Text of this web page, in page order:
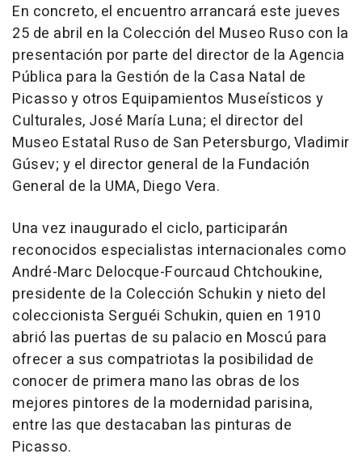
En concreto, el encuentro arrancará este jueves
25 de abril en la Colección del Museo Ruso con la
presentación por parte del director de la Agencia
Pública para la Gestión de la Casa Natal de
Picasso y otros Equipamientos Museísticos y
Culturales, José María Luna; el director del
Museo Estatal Ruso de San Petersburgo, Vladimir
Gúsev; y el director general de la Fundación
General de la UMA, Diego Vera.
Una vez inaugurado el ciclo, participarán
reconocidos especialistas internacionales como
André-Marc Delocque-Fourcaud Chtchoukine,
presidente de la Colección Schukin y nieto del
coleccionista Serguéi Schukin, quien en 1910
abrió las puertas de su palacio en Moscú para
ofrecer a sus compatriotas la posibilidad de
conocer de primera mano las obras de los
mejores pintores de la modernidad parisina,
entre las que destacaban las pinturas de
Picasso.